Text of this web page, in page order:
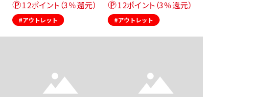
12ポイント（3％還元）
#アウトレット
12ポイント（3％還元）
#アウトレット